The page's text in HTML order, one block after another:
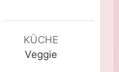
KÜCHE
Veggie